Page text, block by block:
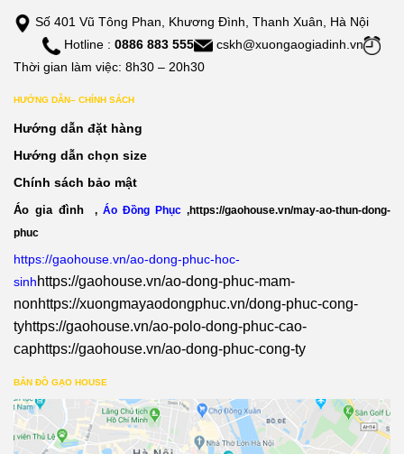
Số 401 Vũ Tông Phan, Khương Đình, Thanh Xuân, Hà Nội
Hotline : 0886 883 555
cskh@xuongaogiadinh.vn
Thời gian làm việc: 8h30 – 20h30
HƯỚNG DẪN– CHÍNH SÁCH
Hướng dẫn đặt hàng
Hướng dẫn chọn size
Chính sách bảo mật
Áo gia đình , Áo Đồng Phục ,https://gaohouse.vn/may-ao-thun-dong-
phuc
https://gaohouse.vn/ao-dong-phuc-hoc-
sinhhttps://gaohouse.vn/ao-dong-phuc-mam-
nonhttps://xuongmayaodongphuc.vn/dong-phuc-cong-
tyhttps://gaohouse.vn/ao-polo-dong-phuc-cao-
caphttps://gaohouse.vn/ao-dong-phuc-cong-ty
BẢN ĐỒ GẠO HOUSE